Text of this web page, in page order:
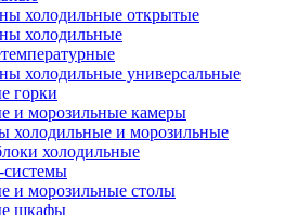
холодильные открытые
холодильные
холодильные универсальные
горки
и морозильные камеры
холодильные и морозильные
холодильные
и морозильные столы
шкафы